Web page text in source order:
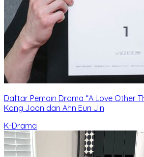
Daftar Pemain Drama “A Love Other
Kang Joon dan Ahn Eun Jin
K-Drama